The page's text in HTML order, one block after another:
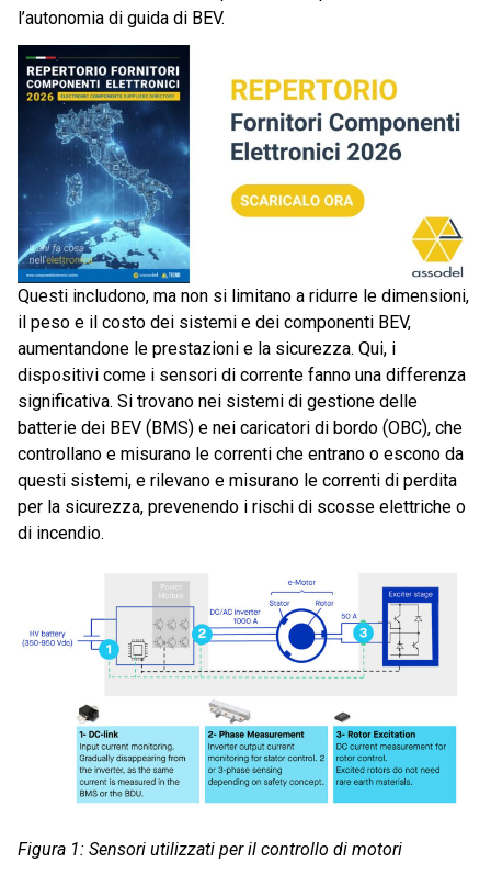
l’autonomia di guida di BEV.
Questi includono, ma non si limitano a ridurre le dimensioni,
il peso e il costo dei sistemi e dei componenti BEV,
aumentandone le prestazioni e la sicurezza. Qui, i
dispositivi come i sensori di corrente fanno una differenza
significativa. Si trovano nei sistemi di gestione delle
batterie dei BEV (BMS) e nei caricatori di bordo (OBC), che
controllano e misurano le correnti che entrano o escono da
questi sistemi, e rilevano e misurano le correnti di perdita
per la sicurezza, prevenendo i rischi di scosse elettriche o
di incendio.
Figura 1: Sensori utilizzati per il controllo di motori